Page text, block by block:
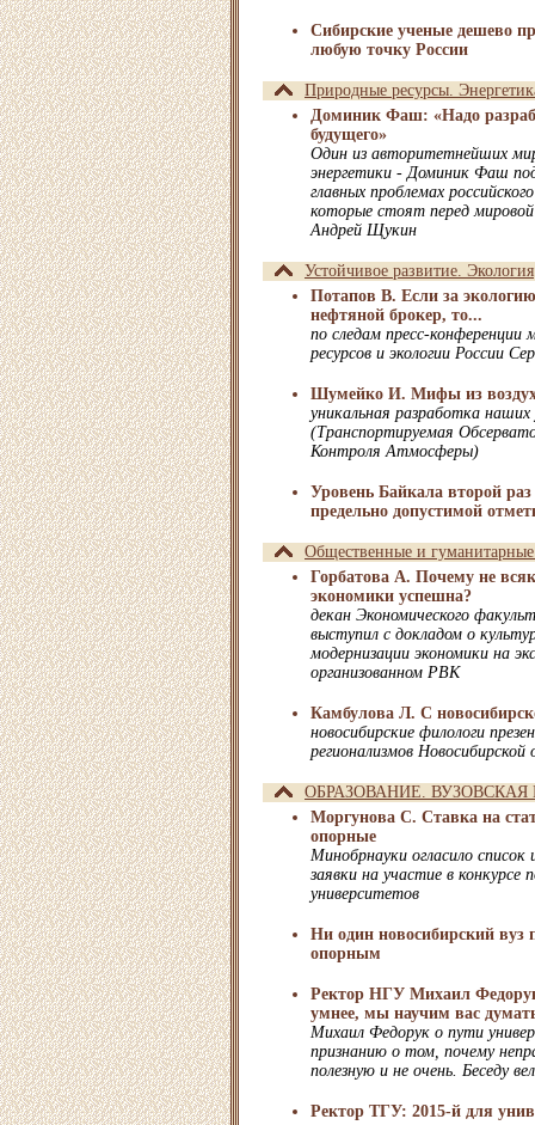
Сибирские ученые дешево
любую точку России
Природные ресурсы.
Доминик Фаш: «Надо
будущего»
Один из авторитетнейших
энергетики - Доминик Фаш
главных проблемах
которые стоят перед мировой
Андрей Щукин
Устойчивое развитие. Экология
Потапов В. Если за
нефтяной брокер, то...
по следам пресс-конференции
ресурсов и экологии России
Шумейко И. Мифы из
уникальная разработка
(Транспортируемая
Контроля Атмосферы)
Уровень Байкала второй раз
предельно допустимой
Общественные и
Горбатова А. Почему не
экономики успешна?
декан Экономического
выступил с докладом о
модернизации экономики на
организованном РВК
Камбулова Л. С
новосибирские филологи
регионализмов Новосибирской
ОБРАЗОВАНИЕ. ВУЗОВСКАЯ
Моргунова С. Ставка на
опорные
Минобрнауки огласило список
заявки на участие в конкурсе
университетов
Ни один новосибирский вуз
опорным
Ректор НГУ Михаил
умнее, мы научим вас
Михаил Федорук о пути
признанию о том, почему
полезную и не очень. Беседу
Ректор ТГУ: 2015-й для